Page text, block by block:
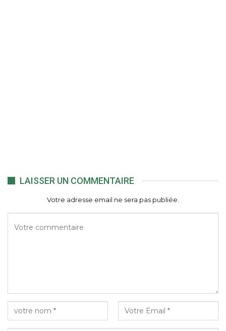
LAISSER UN COMMENTAIRE
Votre adresse email ne sera pas publiée.